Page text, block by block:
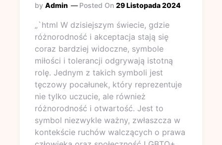
by Admin Posted On 29 Listopada 2024
„`html W dzisiejszym świecie, gdzie
różnorodność i akceptacja stają się
coraz bardziej widoczne, symbole
miłości i tolerancji odgrywają istotną
rolę. Jednym z takich symboli jest
tęczowy pocałunek, który reprezentuje
nie tylko uczucie, ale również
różnorodność i otwartość. Jest to
symbol niezwykle ważny, zwłaszcza w
kontekście ruchów walczących o prawa